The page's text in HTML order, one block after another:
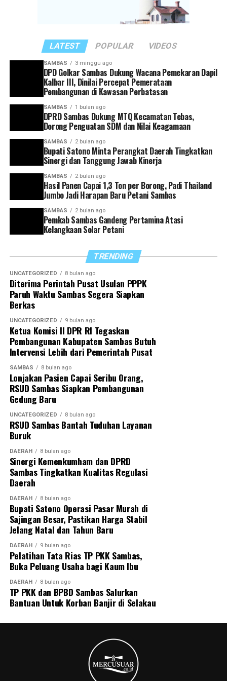
“Rakor ini menjadi momentum penting untuk
memperkuat sinergi antarinstansi pemerintahan
masing-masing perangkat daerah,” ujar Satono.
Ia juga mengingatkan agar seluruh kepala perangkat
daerah memiliki kesamaan visi dan arah dalam
mendukung pembangunan Kabupaten Sambas. Setiap
program yang dirancang, kata dia, harus mampu
menjawab kebutuhan masyarakat serta sejalan dengan
target pembangunan yang telah ditetapkan.
Selain itu, Bupati Satono meminta agar pelaporan
capaian kinerja dilakukan secara tertib dan akurat
pemerintahan yang efektif dan akuntabel.
yang selaras dengan arah pembangunan Kabupaten
Sambas, termasuk dalam hal pelaporan capaian kinerja
Di akhir arahannya, Satono berharap sinergi yang
selama ini terjalin dapat terus diperkuat sehingga
seluruh program pemerintah daerah dapat berjalan
optimal demi mewujudkan Sambas yang lebih maju dan
sejahtera.
“Dengan sinergitas yang telah dibangun, kita optimistis
dapat menyukseskan berbagai program pemerintah
daerah untuk mewujudkan Sambas Berkah
Berkemajuan,” tutupnya.
LATEST POPULAR VIDEOS
SAMBAS 3 minggu ago
DPD Golkar Sambas Dukung Wacana Pemekaran Dapil
Kalbar III, Dinilai Percepat Pemerataan
Pembangunan di Kawasan Perbatasan
SAMBAS 1 bulan ago
DPRD Sambas Dukung MTQ Kecamatan Tebas,
Dorong Penguatan SDM dan Nilai Keagamaan
SAMBAS 2 bulan ago
Bupati Satono Minta Perangkat Daerah Tingkatkan
Sinergi dan Tanggung Jawab Kinerja
SAMBAS 2 bulan ago
Hasil Panen Capai 1,3 Ton per Borong, Padi Thailand
Jumbo Jadi Harapan Baru Petani Sambas
SAMBAS 2 bulan ago
Pemkab Sambas Gandeng Pertamina Atasi
Kelangkaan Solar Petani
TRENDING
UNCATEGORIZED 8 bulan ago
Diterima Perintah Pusat Usulan PPPK
Paruh Waktu Sambas Segera Siapkan
Berkas
UNCATEGORIZED 9 bulan ago
Ketua Komisi II DPR RI Tegaskan
Pembangunan Kabupaten Sambas Butuh
Intervensi Lebih dari Pemerintah Pusat
SAMBAS 8 bulan ago
Lonjakan Pasien Capai Seribu Orang,
RSUD Sambas Siapkan Pembangunan
Gedung Baru
UNCATEGORIZED 8 bulan ago
RSUD Sambas Bantah Tuduhan Layanan
Buruk
DAERAH 8 bulan ago
Sinergi Kemenkumham dan DPRD
Sambas Tingkatkan Kualitas Regulasi
Daerah
DAERAH 8 bulan ago
Bupati Satono Operasi Pasar Murah di
Sajingan Besar, Pastikan Harga Stabil
Jelang Natal dan Tahun Baru
DAERAH 9 bulan ago
Pelatihan Tata Rias TP PKK Sambas,
Buka Peluang Usaha bagi Kaum Ibu
DAERAH 8 bulan ago
TP PKK dan BPBD Sambas Salurkan
Bantuan Untuk Korban Banjir di Selakau